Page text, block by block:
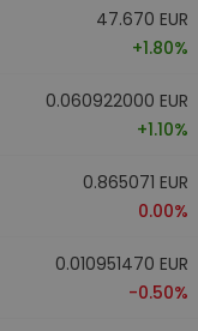
47.670 EUR
+1.80%
0.060922000 EUR
+1.10%
0.865071 EUR
0.00%
0.010951470 EUR
-0.50%